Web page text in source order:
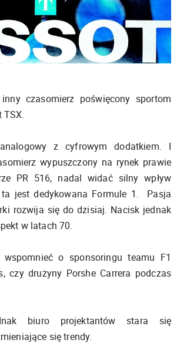
czasomierz poświęcony sportom
z cyfrowym dodatkiem. I
wypuszczony na rynek prawie
PR 516, nadal widać silny wpływ
jest dedykowana Formule 1. Pasja
rozwija się do dzisiaj. Nacisk jednak
w latach 70.
wspomnieć o sponsoringu teamu F1
czy drużyny Porshe Carrera podczas
biuro projektantów stara się
się trendy.